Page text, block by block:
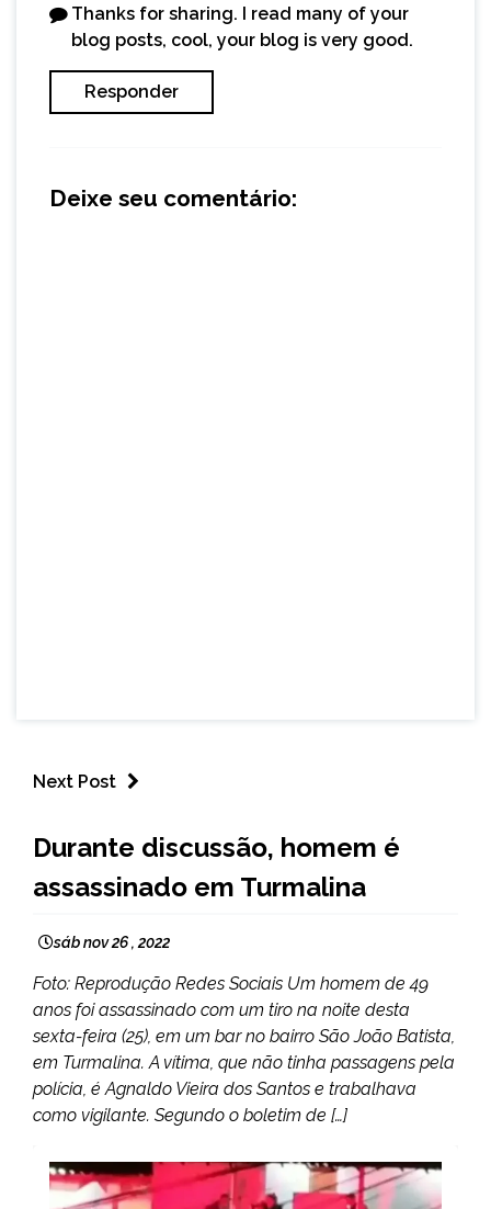
Thanks for sharing. I read many of your
blog posts, cool, your blog is very good.
Responder
Deixe seu comentário:
Next Post
MINAS
GERAIS
Durante discussão, homem é
assassinado em Turmalina
sáb nov 26 , 2022
Foto: Reprodução Redes Sociais Um homem de 49
anos foi assassinado com um tiro na noite desta
sexta-feira (25), em um bar no bairro São João Batista,
em Turmalina. A vítima, que não tinha passagens pela
polícia, é Agnaldo Vieira dos Santos e trabalhava
como vigilante. Segundo o boletim de […]